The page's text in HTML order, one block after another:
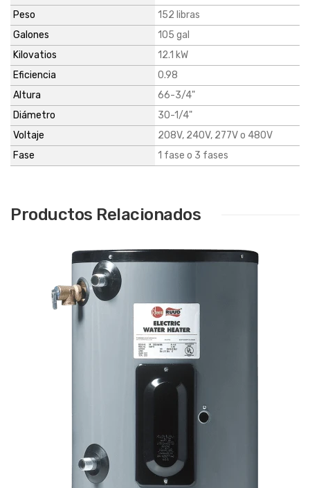
Peso
152 libras
Galones
105 gal
Kilovatios
12.1 kW
Eficiencia
0.98
Altura
66-3/4"
Diámetro
30-1/4"
Voltaje
208V, 240V, 277V o 480V
Fase
1 fase o 3 fases
Productos Relacionados